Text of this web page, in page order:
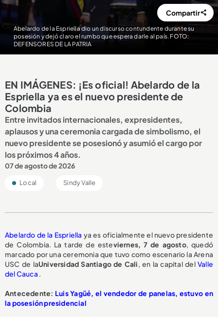
Abelardo de la Espriella dio un discurso contundente durante su
posesión y dejó claro el rumbo que espera darle al país. FOTO:
DEFENSORES DE LA PATRIA
Compartir
EN IMÁGENES: ¡Es oficial! Abelardo de la
Espriella ya es el nuevo presidente de
Colombia
Entre invitados internacionales, expresidentes,
aplausos y una ceremonia cargada de simbolismo, el
nuevo presidente se posesionó y asumió el cargo por
los próximos 4 años.
07 de agosto de 2026
Local Sindy Valle
Abelardo de la Espriella ya es oficialmente el nuevo presidente
de Colombia. La tarde de esteviernes, 7 de agosto, quedó
marcado por una ceremonia que tuvo como escenario la Arena
USC de laUniversidad Santiago de Cali, en la capital del Valle
del Cauca .
Antecedente: Luis Yagüé, el vendedor de panelas, estuvo en
la posesión presidencial